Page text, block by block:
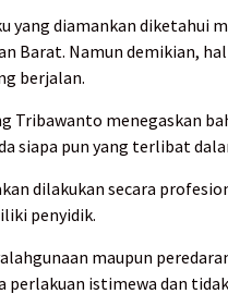
yang diamankan diketahui
Barat. Namun demikian,
berjalan.
Tribawanto menegaskan
siapa pun yang terlibat
dilakukan secara
penyidik.
maupun
perlakuan istimewa dan